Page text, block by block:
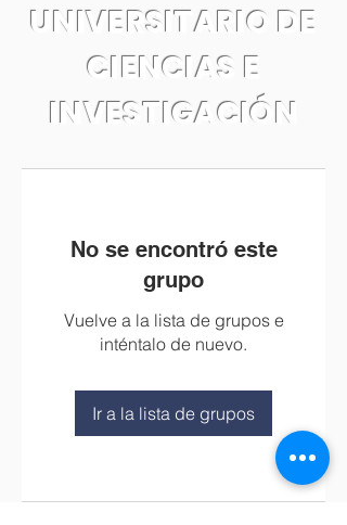
UNIVERSITARIO DE
CIENCIAS E
INVESTIGACIÓN
No se encontró este
grupo
Vuelve a la lista de grupos e
inténtalo de nuevo.
Ir a la lista de grupos